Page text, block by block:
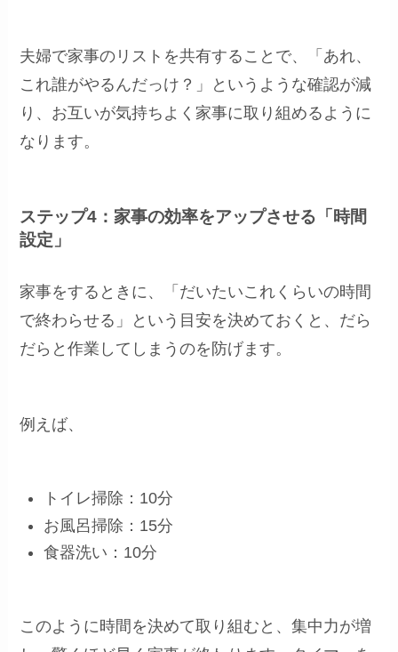
夫婦で家事のリストを共有することで、「あれ、
これ誰がやるんだっけ？」というような確認が減
り、お互いが気持ちよく家事に取り組めるように
なります。
ステップ4：家事の効率をアップさせる「時間
設定」
家事をするときに、「だいたいこれくらいの時間
で終わらせる」という目安を決めておくと、だら
だらと作業してしまうのを防げます。
例えば、
トイレ掃除：10分
お風呂掃除：15分
食器洗い：10分
このように時間を決めて取り組むと、集中力が増